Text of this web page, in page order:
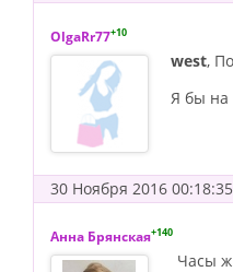
OlgaRr77+10
west,
Я бы на
30 Ноября 2016 00:18:35
Анна Брянская+140
Часы ж